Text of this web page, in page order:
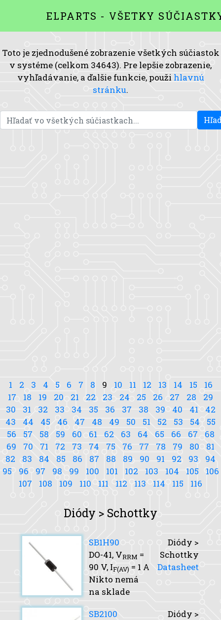
ELPARTS - VŠETKY
Toto je zjednodušené zobrazenie všetkých súčiastok
v systéme (celkom 34643). Pre lepšie zobrazenie,
vyhľadávanie, a ďalšie funkcie, použi hlavnú
stránku.
1 2 3 4 5 6 7 8 9 10 11 12 13 14 15
16
17
18 19 20 21 22 23 24 25 26 27 28
29
30
31 32 33 34 35 36 37 38 39 40 41
42
43
44 45 46 47 48 49 50 51 52 53 54
55
56
57 58 59 60 61 62 63 64 65 66 67
68
69
70 71 72 73 74 75 76 77 78 79 80
81
82
83 84 85 86 87 88 89 90 91 92 93
94
95
96 97 98 99 100 101 102 103 104 105
106
107
108 109 110 111 112 113 114 115 116
Diódy > Schottky
SB1H90
DO-41, VRRM =
90 V, IF(AV) = 1 A
Nikto nemá
na sklade
Diódy >
Schottky
Datasheet
SB2100
Diódy >